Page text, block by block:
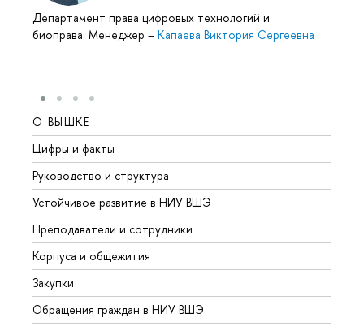
Департамент права цифровых технологий и
биоправа: Менеджер – Капаева Виктория Сергеевна
О ВЫШКЕ
Цифры и факты
Руководство и структура
Устойчивое развитие в НИУ ВШЭ
Преподаватели и сотрудники
Корпуса и общежития
Закупки
Обращения граждан в НИУ ВШЭ